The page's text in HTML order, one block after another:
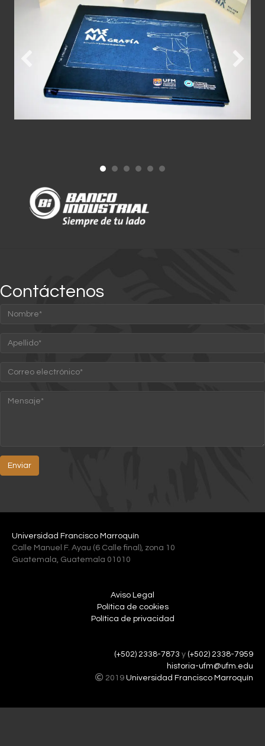
Contáctenos
Universidad Francisco Marroquín
Calle Manuel F. Ayau (6 Calle final), zona 10
Guatemala, Guatemala 01010
Aviso Legal
Política de cookies
Política de privacidad
(+502) 2338-7873 y (+502) 2338-7959
historia-ufm@ufm.edu
2019 Universidad Francisco Marroquín